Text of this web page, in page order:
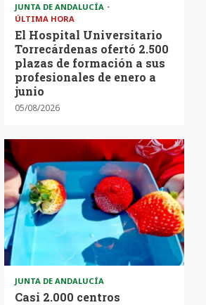
JUNTA DE ANDALUCÍA
ÚLTIMA HORA
El Hospital Universitario
Torrecárdenas ofertó 2.500
plazas de formación a sus
profesionales de enero a
junio
05/08/2026
JUNTA DE ANDALUCÍA
Casi 2.000 centros